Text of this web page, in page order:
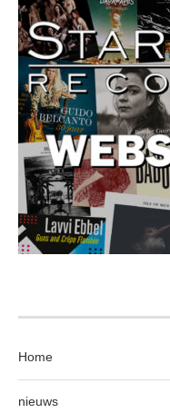
Home
nieuws